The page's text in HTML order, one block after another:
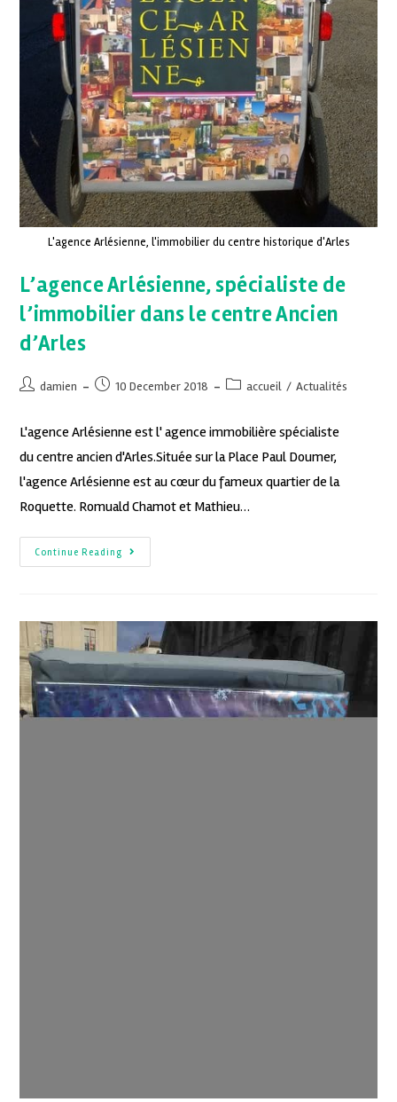
L'agence Arlésienne, l'immobilier du centre historique d'Arles
L’agence Arlésienne, spécialiste de
l’immobilier dans le centre Ancien
d’Arles
damien 10 December 2018 accueil / Actualités
L'agence Arlésienne est l' agence immobilière spécialiste
du centre ancien d'Arles.Située sur la Place Paul Doumer,
l'agence Arlésienne est au cœur du fameux quartier de la
Roquette. Romuald Chamot et Mathieu…
Continue Reading